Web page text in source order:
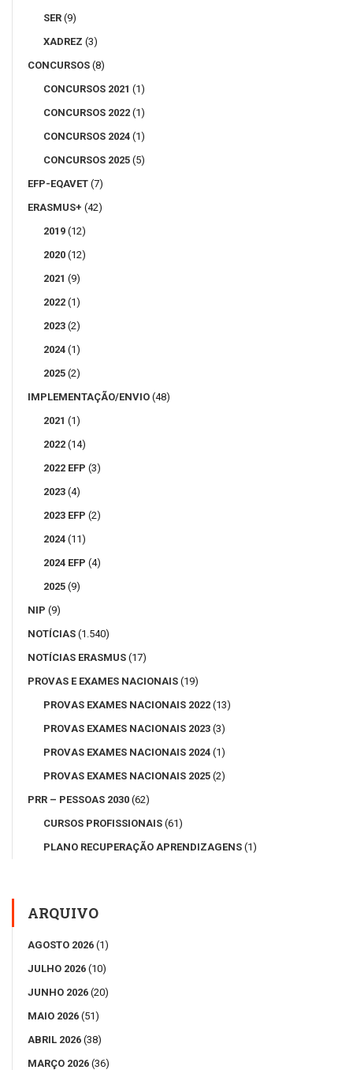
SER (9)
XADREZ (3)
CONCURSOS (8)
CONCURSOS 2021 (1)
CONCURSOS 2022 (1)
CONCURSOS 2024 (1)
CONCURSOS 2025 (5)
EFP-EQAVET (7)
ERASMUS+ (42)
2019 (12)
2020 (12)
2021 (9)
2022 (1)
2023 (2)
2024 (1)
2025 (2)
IMPLEMENTAÇÃO/ENVIO (48)
2021 (1)
2022 (14)
2022 EFP (3)
2023 (4)
2023 EFP (2)
2024 (11)
2024 EFP (4)
2025 (9)
NIP (9)
NOTÍCIAS (1.540)
NOTÍCIAS ERASMUS (17)
PROVAS E EXAMES NACIONAIS (19)
PROVAS EXAMES NACIONAIS 2022 (13)
PROVAS EXAMES NACIONAIS 2023 (3)
PROVAS EXAMES NACIONAIS 2024 (1)
PROVAS EXAMES NACIONAIS 2025 (2)
PRR – PESSOAS 2030 (62)
CURSOS PROFISSIONAIS (61)
PLANO RECUPERAÇÃO APRENDIZAGENS (1)
ARQUIVO
AGOSTO 2026 (1)
JULHO 2026 (10)
JUNHO 2026 (20)
MAIO 2026 (51)
ABRIL 2026 (38)
MARÇO 2026 (36)